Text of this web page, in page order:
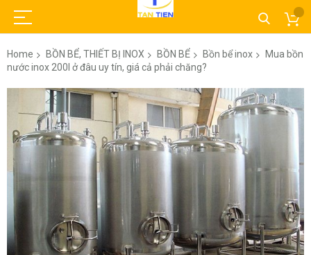
Home BỒN BỂ, THIẾT BỊ INOX BỒN BỂ Bồn bể inox
Mua bồn
nước inox 200l ở đâu uy tín, giá cả phải chăng?
the
end
of
images
gallery